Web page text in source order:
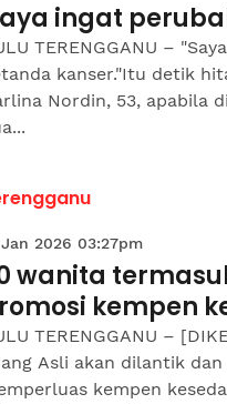
ingat
TERENGGANU –
kanser."Itu detik
Nordin, 53, apabila
Jan 2026 03:27pm
wanita
kempen
TERENGGANU –
Asli akan dilantik
kempen